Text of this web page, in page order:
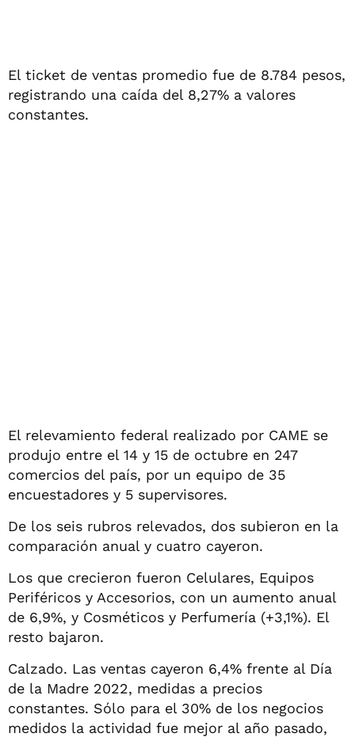
El ticket de ventas promedio fue de 8.784 pesos,
registrando una caída del 8,27% a valores
constantes.
El relevamiento federal realizado por CAME se
produjo entre el 14 y 15 de octubre en 247
comercios del país, por un equipo de 35
encuestadores y 5 supervisores.
De los seis rubros relevados, dos subieron en la
comparación anual y cuatro cayeron.
Los que crecieron fueron Celulares, Equipos
Periféricos y Accesorios, con un aumento anual
de 6,9%, y Cosméticos y Perfumería (+3,1%). El
resto bajaron.
Calzado. Las ventas cayeron 6,4% frente al Día
de la Madre 2022, medidas a precios
constantes. Sólo para el 30% de los negocios
medidos la actividad fue mejor al año pasado,